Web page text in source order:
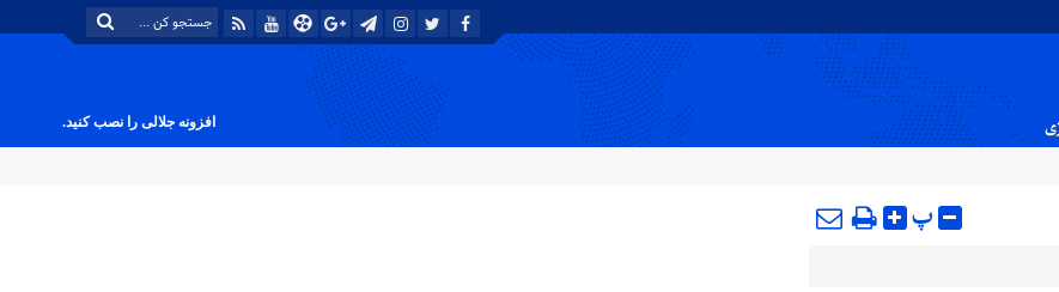
افزونه جلالی را نصب کنید.
پ